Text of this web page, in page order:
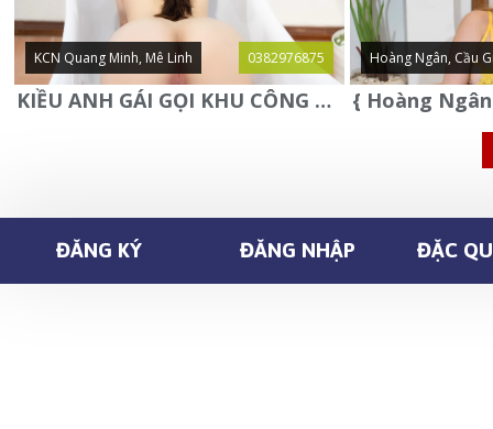
KCN Quang Minh, Mê Linh 0382976875
KIỀU ANH GÁI GỌI KHU CÔNG NGHIỆP QUANG MINH - MÊ LINH
Hoàng Ngân, Cầu
ĐĂNG KÝ ĐĂNG NHẬP ĐẶC